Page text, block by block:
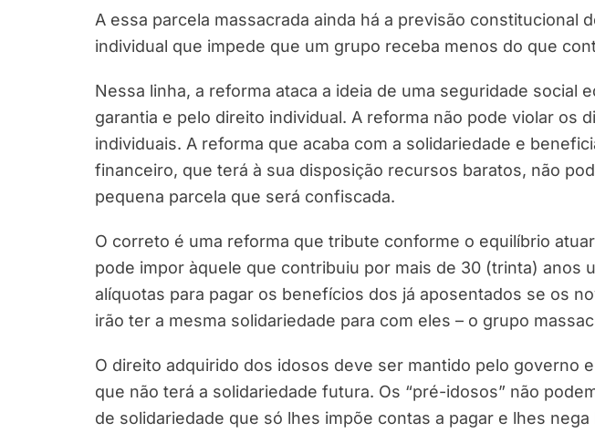
A essa parcela massacrada ainda há a previsão constitucional
individual que impede que um grupo receba menos do que
Nessa linha, a reforma ataca a ideia de uma seguridade social
garantia e pelo direito individual. A reforma não pode violar os
individuais. A reforma que acaba com a solidariedade e
financeiro, que terá à sua disposição recursos baratos, não
pequena parcela que será confiscada.
O correto é uma reforma que tribute conforme o equilíbrio
pode impor àquele que contribuiu por mais de 30 (trinta) anos
alíquotas para pagar os benefícios dos já aposentados se os
irão ter a mesma solidariedade para com eles – o grupo
O direito adquirido dos idosos deve ser mantido pelo governo
que não terá a solidariedade futura. Os “pré-idosos” não
de solidariedade que só lhes impõe contas a pagar e lhes